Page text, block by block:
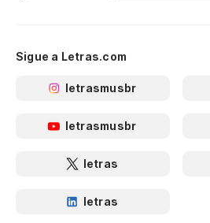
Sigue a Letras.com
letrasmusbr
letrasmusbr
letras
letras